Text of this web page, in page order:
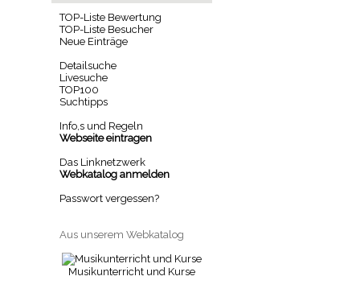
TOP-Liste Bewertung
TOP-Liste Besucher
Neue Einträge
Detailsuche
Livesuche
TOP100
Suchtipps
Info,s und Regeln
Webseite eintragen
Das Linknetzwerk
Webkatalog anmelden
Passwort vergessen?
Aus unserem Webkatalog
Musikunterricht und Kurse